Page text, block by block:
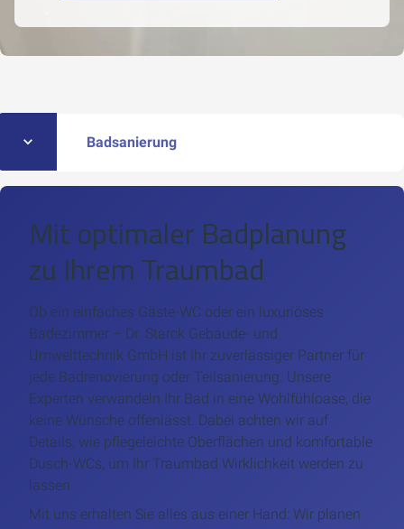
Badsanierung
Mit optimaler Badplanung
zu Ihrem Traumbad
Ob ein einfaches Gäste-WC oder ein luxuriöses
Badezimmer – Dr. Starck Gebäude- und
Umwelttechnik GmbH ist Ihr zuverlässiger Partner für
jede Badrenovierung oder Teilsanierung. Unsere
Experten verwandeln Ihr Bad in eine Wohlfühloase, die
keine Wünsche offenlässt. Dabei achten wir auf
Details, wie pflegeleichte Oberflächen und komfortable
Dusch-WCs, um Ihr Traumbad Wirklichkeit werden zu
lassen.
Mit uns erhalten Sie alles aus einer Hand: Wir planen